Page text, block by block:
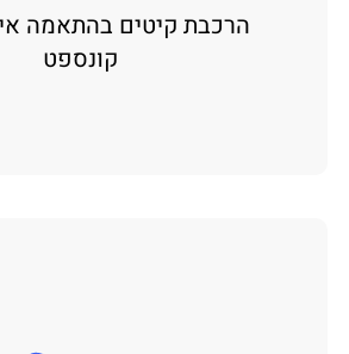
הרכבת קיטים בהתאמה
קונספט